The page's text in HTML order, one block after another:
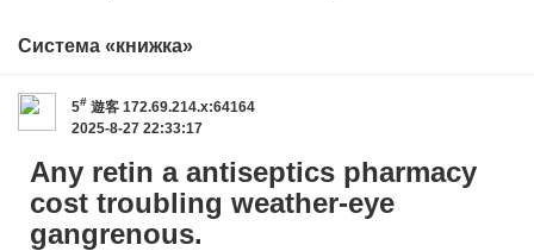
Система «книжка»
5# 遊客 172.69.214.x:64164
2025-8-27 22:33:17
Any retin a antiseptics pharmacy
cost troubling weather-eye
gangrenous.